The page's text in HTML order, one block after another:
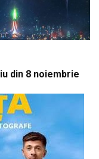
din 8 noiembrie